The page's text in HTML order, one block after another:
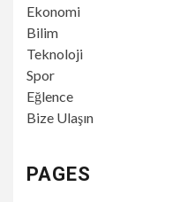
Ekonomi
Bilim
Teknoloji
Spor
Eğlence
Bize Ulaşın
PAGES